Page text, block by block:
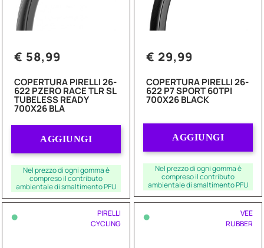
€ 58,99
COPERTURA PIRELLI 26-
622 PZERO RACE TLR SL
TUBELESS READY
700X26 BLA
AGGIUNGI
Nel prezzo di ogni gomma è
compreso il contributo
ambientale di smaltimento PFU
€ 29,99
COPERTURA PIRELLI 26-
622 P7 SPORT 60TPI
700X26 BLACK
AGGIUNGI
Nel prezzo di ogni gomma è
compreso il contributo
ambientale di smaltimento PFU
•
PIRELLI
CYCLING
•
VEE
RUBBER